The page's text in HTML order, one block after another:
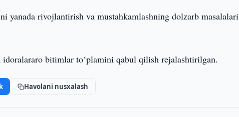
yanada rivojlantirish va mustahkamlashning dolzarb masalalari
bitimlar to‘plamini qabul qilish rejalashtirilgan.
Havolani nusxalash